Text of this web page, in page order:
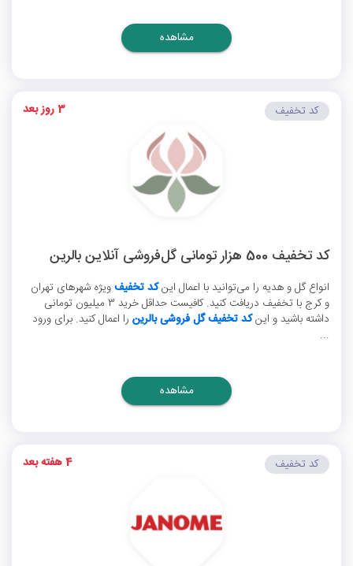
مشاهده
کد تخفیف 500 هزار تومانی گل‌فروشی آنلاین بالرین
انواع گل و هدیه را می‌توانید با اعمال اینکد تخفیفویژه شهرهای تهران
و کرج با تخفیف دریافت کنید. کافیست حداقل خرید 3 میلیون تومانی
داشته باشید و اینکد تخفیف گل فروشی بالرین را اعمال کنید. برای ورود
...
کد تخفیف 3 روز بعد
مشاهده
کد تخفیف 4 هفته بعد